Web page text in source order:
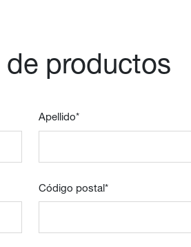
productos
Apellido*
Código postal*